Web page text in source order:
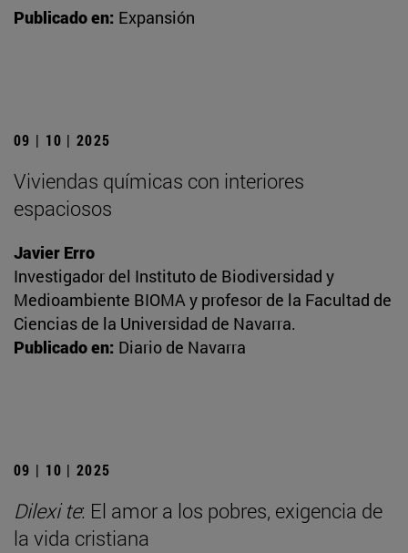
Publicado en: Expansión
09 | 10 | 2025
Viviendas químicas con interiores
espaciosos
Javier Erro
Investigador del Instituto de Biodiversidad y
Medioambiente BIOMA y profesor de la Facultad de
Ciencias de la Universidad de Navarra.
Publicado en: Diario de Navarra
09 | 10 | 2025
Dilexi te: El amor a los pobres, exigencia de
la vida cristiana